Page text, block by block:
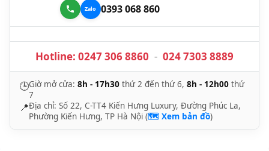
0393 068 860
Hotline: 0247 306 8860 - 024 7303 8889
🕒Giờ mở cửa: 8h - 17h30 thứ 2 đến thứ 6, 8h - 12h00 thứ
7
📍Địa chỉ: Số 22, C-TT4 Kiến Hưng Luxury, Đường Phúc La,
Phường Kiến Hưng, TP Hà Nội (🗺️ Xem bản đồ)